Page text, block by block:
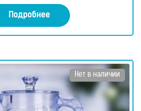
а
0
иПодробнее
Нет в наличии